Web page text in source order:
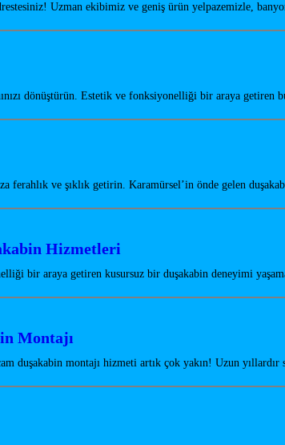
Uzman ekibimiz ve geniş ürün yelpazemizle,
dönüştürün. Estetik ve fonksiyonelliği bir araya getiren
ferahlık ve şıklık getirin. Karamürsel’in önde gelen
Hizmetleri
bir araya getiren kusursuz bir duşakabin deneyimi
Montajı
duşakabin montajı hizmeti artık çok yakın! Uzun